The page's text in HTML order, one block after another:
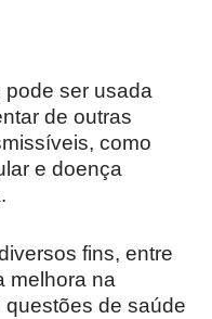
pode ser usada
de outras
como
e doença
fins, entre
melhora na
de saúde